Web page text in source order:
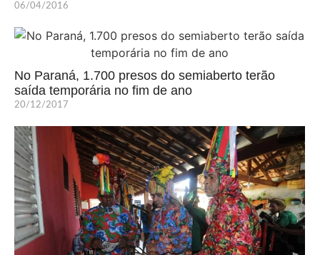
06/04/2016
No Paraná, 1.700 presos do semiaberto terão
saída temporária no fim de ano
20/12/2017